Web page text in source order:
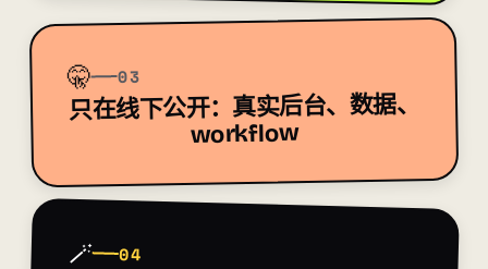
🤫 03
只在线下公开：真实后台、数据、
workflow
🪄 04